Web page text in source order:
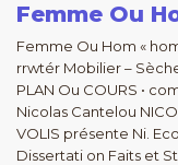
Femme Ou
Femme Ou Hom «
rrwtér Mobilier –
PLAN Ou COURS •
Nicolas Cantelou
VOLIS présente Ni.
Dissertati on Faits et